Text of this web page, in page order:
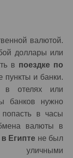
валютой.
доллары или
в поездке по
пункты и банки.
в отелях или
банков нужно
попасть в часы
валюты в
Египте не был
уличными